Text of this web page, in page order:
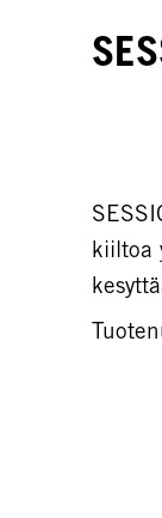
kiiltoa